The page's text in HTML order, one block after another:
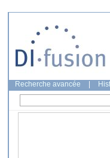
Recherche avancée